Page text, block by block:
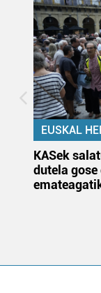
EUSKAL
KASek
dutela